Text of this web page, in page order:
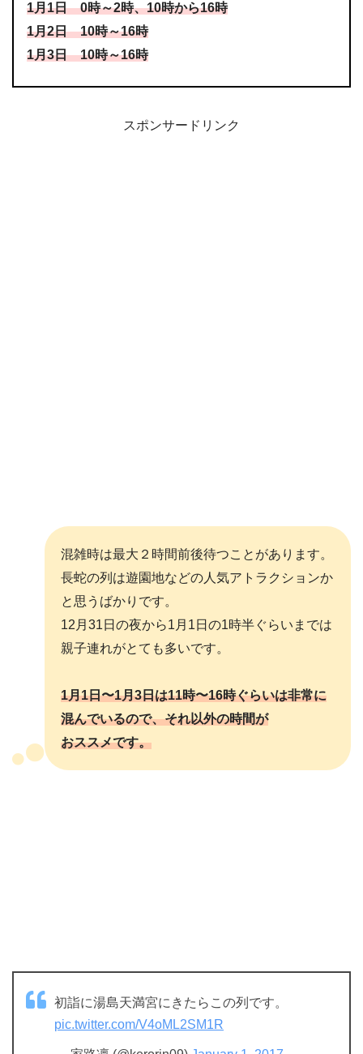
1月1日0時～2時、10時から16時
1月2日10時～16時
1月3日10時～16時
スポンサードリンク
混雑時は最大２時間前後待つことがあります。
長蛇の列は遊園地などの人気アトラクションか
と思うばかりです。
12月31日の夜から1月1日の1時半ぐらいまでは
親子連れがとても多いです。
1月1日〜1月3日は11時〜16時ぐらいは非常に
混んでいるので、それ以外の時間が
おススメです。
初詣に湯島天満宮にきたらこの列です。
pic.twitter.com/V4oML2SM1R